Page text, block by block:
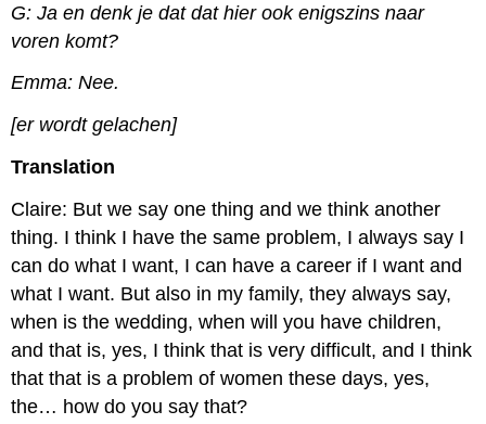
G: Ja en denk je dat dat hier ook enigszins naar
voren komt?
Emma: Nee.
[er wordt gelachen]
Translation
Claire: But we say one thing and we think another
thing. I think I have the same problem, I always say I
can do what I want, I can have a career if I want and
what I want. But also in my family, they always say,
when is the wedding, when will you have children,
and that is, yes, I think that is very difficult, and I think
that that is a problem of women these days, yes,
the… how do you say that?